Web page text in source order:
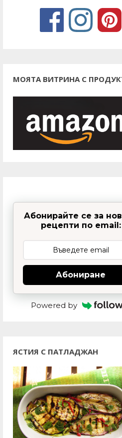
МОЯТА ВИТРИНА С
Абонирайте се за
рецепти по email:
Абониране
Powered by
ЯСТИЯ С ПАТЛАДЖАН